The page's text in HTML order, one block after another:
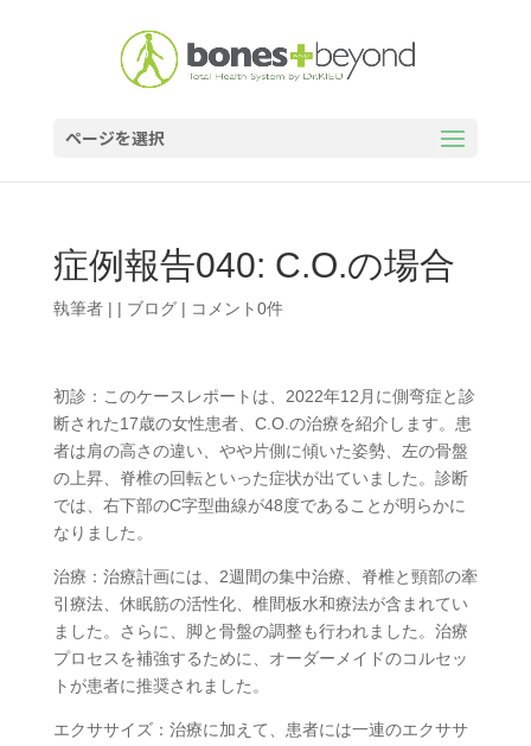
ページを選択
症例報告040: C.O.の場合
執筆者 | | ブログ| コメント0件
初診：このケースレポートは、2022年12月に側弯症と診
断された17歳の女性患者、C.O.の治療を紹介します。患
者は肩の高さの違い、やや片側に傾いた姿勢、左の骨盤
の上昇、脊椎の回転といった症状が出ていました。診断
では、右下部のC字型曲線が48度であることが明らかに
なりました。
治療：治療計画には、2週間の集中治療、脊椎と頸部の牽
引療法、休眠筋の活性化、椎間板水和療法が含まれてい
ました。さらに、脚と骨盤の調整も行われました。治療
プロセスを補強するために、オーダーメイドのコルセッ
トが患者に推奨されました。
エクササイズ：治療に加えて、患者には一連のエクササ